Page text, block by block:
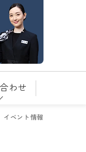
わせ
イベント情報